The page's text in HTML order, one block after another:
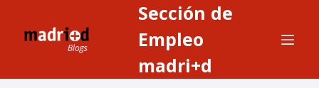
Sección de
Empleo
madri+d